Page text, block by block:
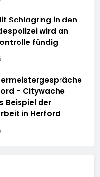
Schlagring in den
wird an
fündig
– Citywache
Beispiel der
in Herford